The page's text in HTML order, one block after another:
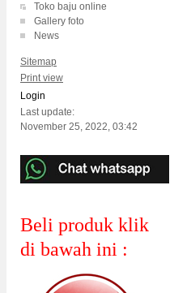
Toko baju online
Gallery foto
News
Sitemap
Print view
Login
Last update:
November 25, 2022, 03:42
Beli produk klik
di bawah ini :